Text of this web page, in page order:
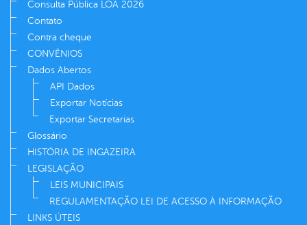
Consulta Pública LOA 2026
Contato
Contra cheque
CONVÊNIOS
Dados Abertos
API Dados
Exportar Notícias
Exportar Secretarias
Glossário
HISTÓRIA DE INGAZEIRA
LEGISLAÇÃO
LEIS MUNICIPAIS
REGULAMENTAÇÃO LEI DE ACESSO À INFORMAÇÃO
LINKS ÚTEIS